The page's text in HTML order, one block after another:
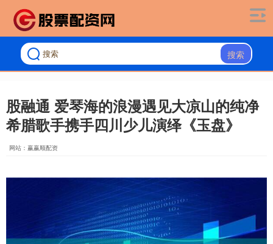
搜索
股融通 爱琴海的浪漫遇见大凉山的纯净
希腊歌手携手四川少儿演绎《玉盘》
网站：赢赢顺配资